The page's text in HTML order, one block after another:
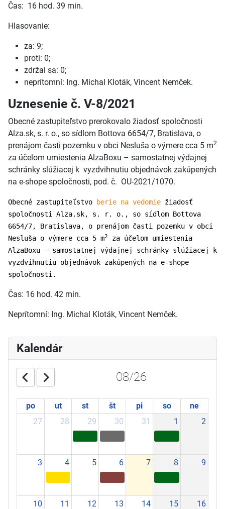
Čas: 16 hod. 39 min.
Hlasovanie:
za: 9;
proti: 0;
zdržal sa: 0;
neprítomní: Ing. Michal Kloták, Vincent Nemček.
Uznesenie č. V-8/2021
Obecné zastupiteľstvo prerokovalo žiadosť spoločnosti
Alza.sk, s. r. o., so sídlom Bottova 6654/7, Bratislava, o
prenájom časti pozemku v obci Nesluša o výmere cca 5 m2
za účelom umiestenia AlzaBoxu – samostatnej výdajnej
schránky slúžiacej k vyzdvihnutiu objednávok zakúpených
na e-shope spoločnosti, pod. č. OU-2021/1070.
Obecné zastupiteľstvo berie na vedomie žiadosť
spoločnosti Alza.sk, s. r. o., so sídlom Bottova
6654/7, Bratislava, o prenájom časti pozemku v obci
Nesluša o výmere cca 5 m2
za účelom umiestenia
AlzaBoxu – samostatnej výdajnej schránky slúžiacej k
vyzdvihnutiu objednávok zakúpených na e-shope
spoločnosti.
Čas: 16 hod. 42 min.
Neprítomní: Ing. Michal Kloták, Vincent Nemček.
Kalendár
08/26
po ut st št pi so
ne
27
28 29 30 31 1 2
3 4 5 6 7 8 9
10 11 12 13 14 15 16